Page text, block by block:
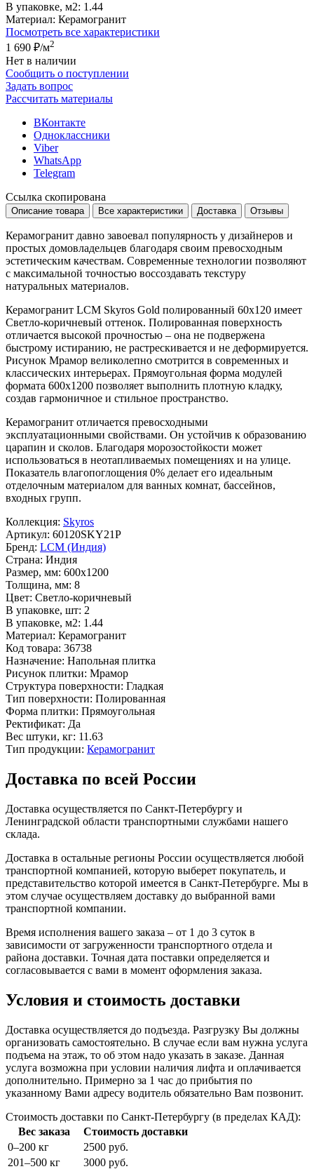
В упаковке, м2: 1.44
Материал: Керамогранит
Посмотреть все характеристики
1 690 ₽/м2
Нет в наличии
Сообщить о поступлении
Задать вопрос
Рассчитать материалы
ВКонтакте
Одноклассники
Viber
WhatsApp
Telegram
Ссылка скопирована
Описание товара Все характеристики Доставка Отзывы
Керамогранит давно завоевал популярность у дизайнеров и
простых домовладельцев благодаря своим превосходным
эстетическим качествам. Современные технологии позволяют
с максимальной точностью воссоздавать текстуру
натуральных материалов.
Керамогранит LCM Skyros Gold полированный 60x120 имеет
Светло-коричневый оттенок. Полированная поверхность
отличается высокой прочностью – она не подвержена
быстрому истиранию, не растрескивается и не деформируется.
Рисунок Мрамор великолепно смотрится в современных и
классических интерьерах. Прямоугольная форма модулей
формата 600x1200 позволяет выполнить плотную кладку,
создав гармоничное и стильное пространство.
Керамогранит отличается превосходными
эксплуатационными свойствами. Он устойчив к образованию
царапин и сколов. Благодаря морозостойкости может
использоваться в неотапливаемых помещениях и на улице.
Показатель влагопоглощения 0% делает его идеальным
отделочным материалом для ванных комнат, бассейнов,
входных групп.
Коллекция: Skyros
Артикул: 60120SKY21P
Бренд: LCM (Индия)
Страна: Индия
Размер, мм: 600x1200
Толщина, мм: 8
Цвет: Светло-коричневый
В упаковке, шт: 2
В упаковке, м2: 1.44
Материал: Керамогранит
Код товара: 36738
Назначение: Напольная плитка
Рисунок плитки: Мрамор
Структура поверхности: Гладкая
Тип поверхности: Полированная
Форма плитки: Прямоугольная
Ректификат: Да
Вес штуки, кг: 11.63
Тип продукции: Керамогранит
Доставка по всей России
Доставка осуществляется по Санкт-Петербургу и
Ленинградской области транспортными службами нашего
склада.
Доставка в остальные регионы России осуществляется любой
транспортной компанией, которую выберет покупатель, и
представительство которой имеется в Санкт-Петербурге. Мы в
этом случае осуществляем доставку до выбранной вами
транспортной компании.
Время исполнения вашего заказа – от 1 до 3 суток в
зависимости от загруженности транспортного отдела и
района доставки. Точная дата поставки определяется и
согласовывается с вами в момент оформления заказа.
Условия и стоимость доставки
Доставка осуществляется до подъезда. Разгрузку Вы должны
организовать самостоятельно. В случае если вам нужна услуга
подъема на этаж, то об этом надо указать в заказе. Данная
услуга возможна при условии наличия лифта и оплачивается
дополнительно. Примерно за 1 час до прибытия по
указанному Вами адресу водитель обязательно Вам позвонит.
Стоимость доставки по Санкт-Петербургу (в пределах КАД):
Вес заказа
Стоимость доставки
0–200 кг
2500 руб.
201–500 кг
3000 руб.